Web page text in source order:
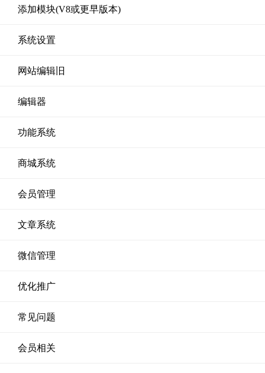
添加模块(V8或更早版本)
系统设置
网站编辑旧
编辑器
功能系统
商城系统
会员管理
文章系统
微信管理
优化推广
常见问题
会员相关